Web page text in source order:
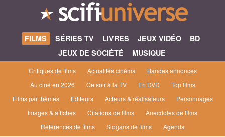
FILMS SÉRIES TV LIVRES JEUX VIDÉO
BD
JEUX DE SOCIÉTÉ
MUSIQUE
Critiques de films Actualités cinéma
Bandes annonces
Au ciné en 2026
Ce soir à la TV En DVD
Top films
Films par thèmes
Editeurs Acteurs & réalisateurs
Personnages
Images & affiches
Citations de films
Anecdotes de films
Références de films
Slogans de films Agenda